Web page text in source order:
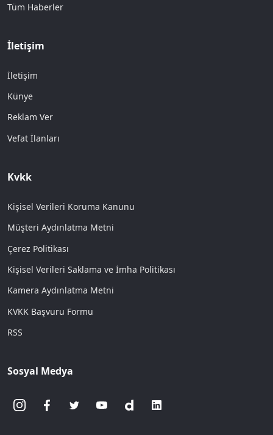
Tüm Haberler
İletişim
İletişim
Künye
Reklam Ver
Vefat İlanları
Kvkk
Kişisel Verileri Koruma Kanunu
Müşteri Aydınlatma Metni
Çerez Politikası
Kişisel Verileri Saklama ve İmha Politikası
Kamera Aydınlatma Metni
KVKK Başvuru Formu
RSS
Sosyal Medya